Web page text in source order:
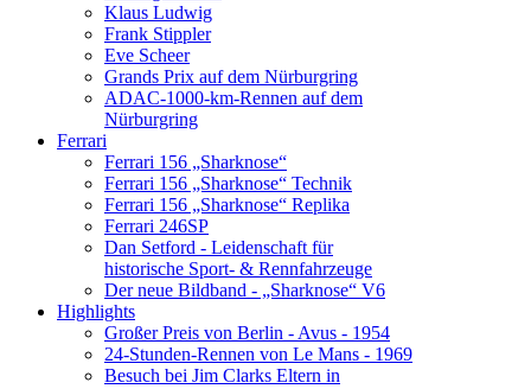
Klaus Ludwig
Frank Stippler
Eve Scheer
Grands Prix auf dem Nürburgring
ADAC-1000-km-Rennen auf dem
Nürburgring
Ferrari
Ferrari 156 „Sharknose“
Ferrari 156 „Sharknose“ Technik
Ferrari 156 „Sharknose“ Replika
Ferrari 246SP
Dan Setford - Leidenschaft für
historische Sport- & Rennfahrzeuge
Der neue Bildband - „Sharknose“ V6
Highlights
Großer Preis von Berlin - Avus - 1954
24-Stunden-Rennen von Le Mans - 1969
Besuch bei Jim Clarks Eltern in